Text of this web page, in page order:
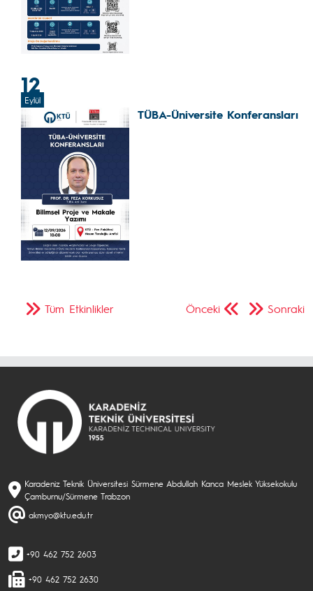
12
Eylül
TÜBA-Üniversite Konferansları
Önceki Sonraki
Tüm Etkinlikler
Karadeniz Teknik Üniversitesi Sürmene Abdullah Kanca Meslek Yüksekokulu
Çamburnu/Sürmene Trabzon
akmyo@ktu.edu.tr
+90 462 752 2603
+90 462 752 2630